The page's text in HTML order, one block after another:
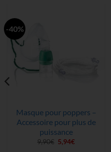
-40%
Masque pour poppers –
Accessoire pour plus de
puissance
9,90€ Le
prix
5,94€Le